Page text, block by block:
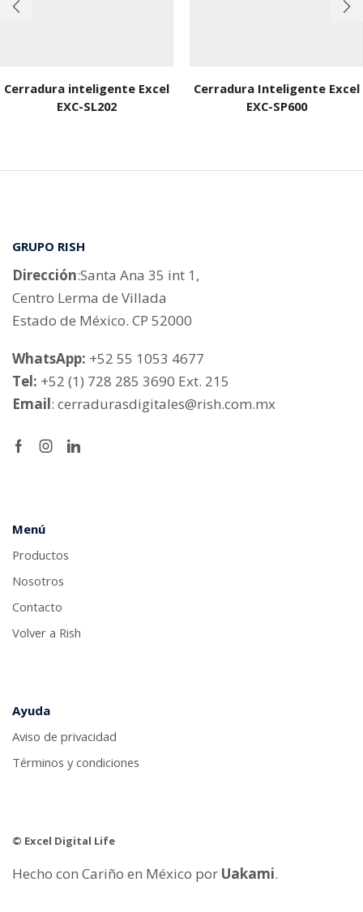
Cerradura inteligente Excel
EXC-SL202
Cerradura Inteligente Excel
EXC-SP600
GRUPO RISH
Dirección:Santa Ana 35 int 1,
Centro Lerma de Villada
Estado de México. CP 52000
WhatsApp: +52 55 1053 4677
Tel: +52 (1) 728 285 3690 Ext. 215
Email: cerradurasdigitales@rish.com.mx
Facebook
Instagram
Linkedin
Menú
Productos
Nosotros
Contacto
Volver a Rish
Ayuda
Aviso de privacidad
Términos y condiciones
© Excel Digital Life
Hecho con Cariño en México por Uakami.